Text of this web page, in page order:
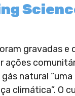
gravadas e
ações
natural
climática”. O